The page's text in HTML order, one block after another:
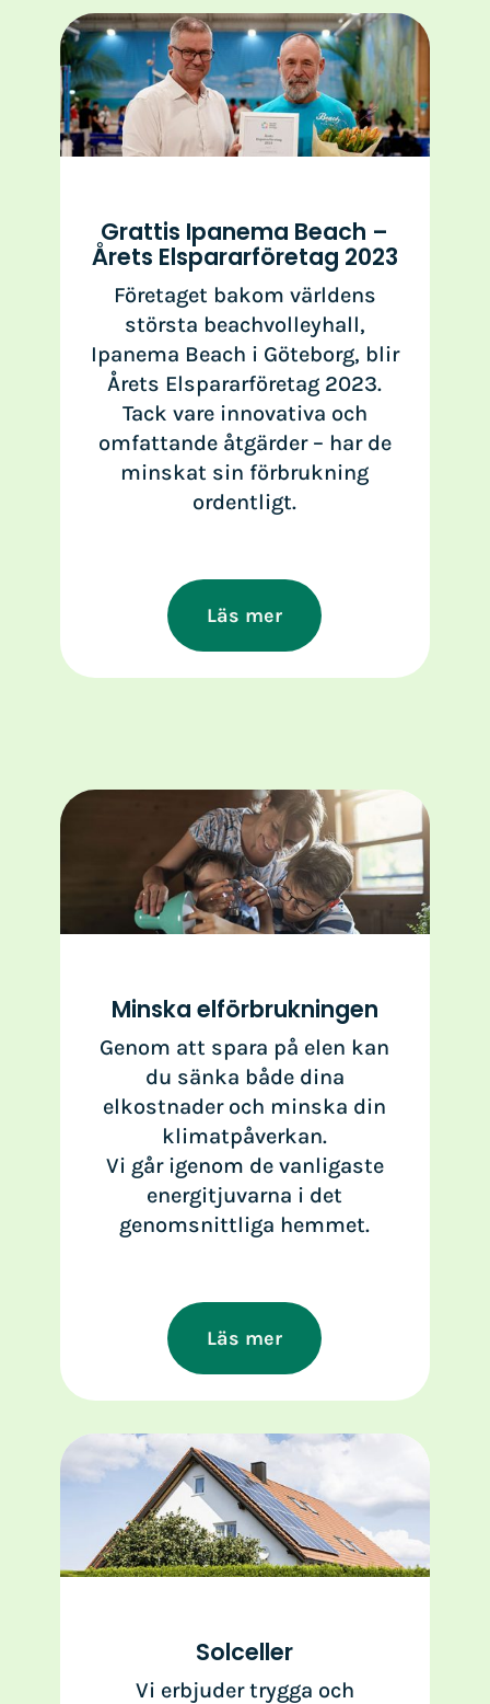
Grattis Ipanema Beach –
Årets Elspararföretag 2023
Företaget bakom världens
största beachvolleyhall,
Ipanema Beach i Göteborg, blir
Årets Elspararföretag 2023.
Tack vare innovativa och
omfattande åtgärder – har de
minskat sin förbrukning
ordentligt.
Läs mer
Minska elförbrukningen
Genom att spara på elen kan
du sänka både dina
elkostnader och minska din
klimatpåverkan.
Vi går igenom de vanligaste
energitjuvarna i det
genomsnittliga hemmet.
Läs mer
Solceller
Vi erbjuder trygga och